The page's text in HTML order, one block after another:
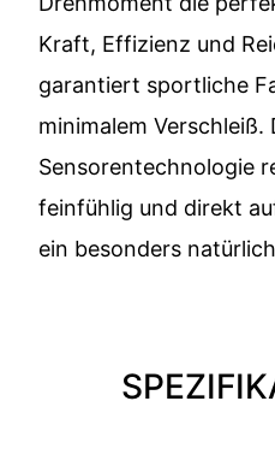
Kraft, Effizienz und
garantiert sportliche
minimalem
Sensorentechnologie
feinfühlig und direkt
ein besonders